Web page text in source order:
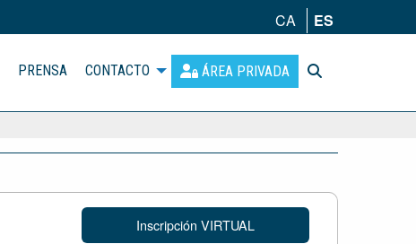
CA ES
PRENSA CONTACTO ÁREA PRIVADA
Inscripción VIRTUAL